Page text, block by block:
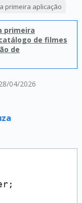
04/2026
primeira aplicação
primeira
de filmes
de